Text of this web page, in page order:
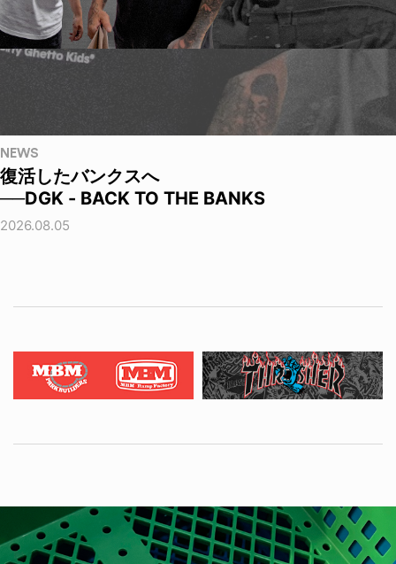
NEWS
復活したバンクスへ
──DGK - BACK TO THE BANKS
2026.08.05